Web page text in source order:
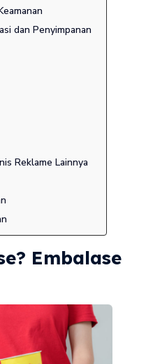
dan Penyimpanan
Reklame Lainnya
Embalase